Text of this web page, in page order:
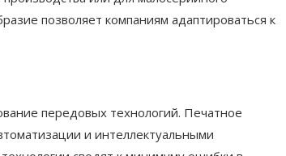
позволяет компаниям адаптироваться к
передовых технологий. Печатное
и интеллектуальными